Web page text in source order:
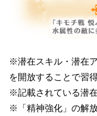
​※潜在スキル・潜在
を開放することで習
※記載されている潜
※「精神強化」の解